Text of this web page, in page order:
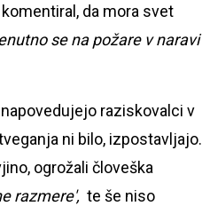
da mora svet
se na požare v naravi
raziskovalci v
ni bilo, izpostavljajo.
ogrožali človeška
razmere', te še niso